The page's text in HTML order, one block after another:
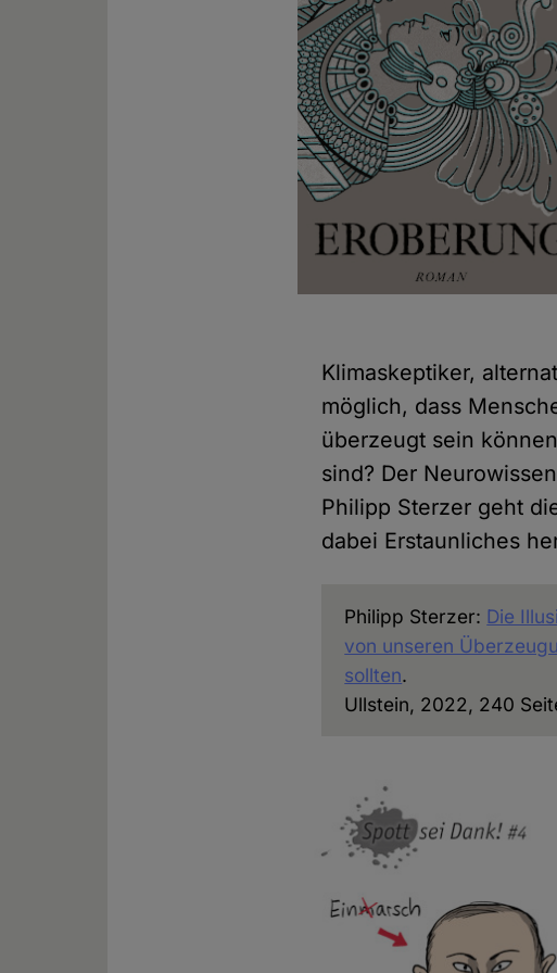
Klimaskeptiker,
möglich, dass
überzeugt sein
sind? Der
Philipp Sterzer geht
dabei Erstaunliches
Philipp Sterzer: Die
von unseren
sollten.
Ullstein, 2022, 240